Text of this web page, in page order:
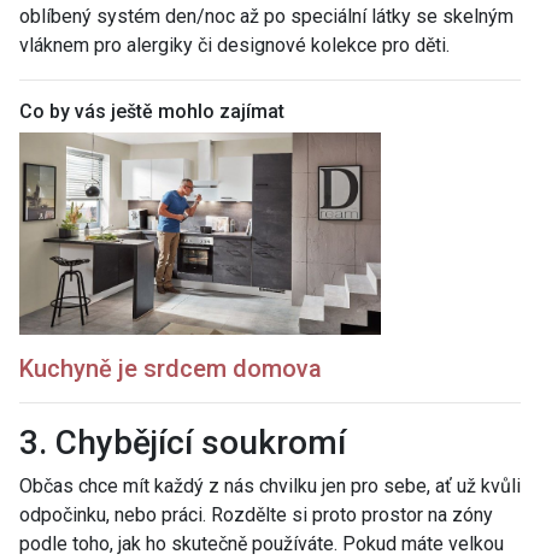
oblíbený systém den/noc až po speciální látky se skelným
vláknem pro alergiky či designové kolekce pro děti.
Co by vás ještě mohlo zajímat
Kuchyně je srdcem domova
3. Chybějící soukromí
Občas chce mít každý z nás chvilku jen pro sebe, ať už kvůli
odpočinku, nebo práci. Rozdělte si proto prostor na zóny
podle toho, jak ho skutečně používáte. Pokud máte velkou